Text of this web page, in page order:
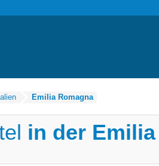
Emilia Romagna
in der